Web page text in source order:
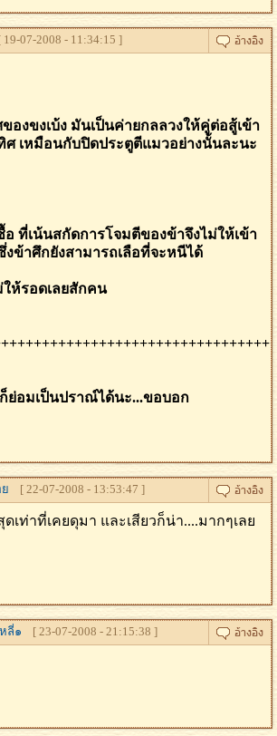
07-2008 - 11:34:15 ]
องขงเบ้ง มันเป็นค่ายกลลวงให้คู่ต่อสู้เข้า
เหมือนกับปิดประตูตีแมวอย่างนั้นละนะ
อ ที่เน้นสกัดการโจมตีของข้าจึงไม่ให้เข้า
งข้าศึกยังสามารถเลือที่จะหนีได้
ให้รอดเลยสักคน
ย่อมเป็นปราณ์ได้นะ...ขอบอก
[ 22-07-2008 - 13:53:47 ]
เท่าที่เคยดุมา และเสียวก็น่า....มากๆเลย
ลี่๑ [ 23-07-2008 - 21:15:38 ]